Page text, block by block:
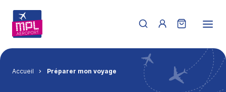
Fil d'Ariane
Accueil Préparer mon voyage